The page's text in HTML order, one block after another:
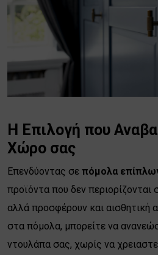
Η Επιλογή που
Χώρο σας
Επενδύοντας σε πόμολα
προϊόντα που δεν περιορίζονται
αλλά προσφέρουν και αισθητική
στα πόμολα, μπορείτε να
ντουλάπα σας, χωρίς να